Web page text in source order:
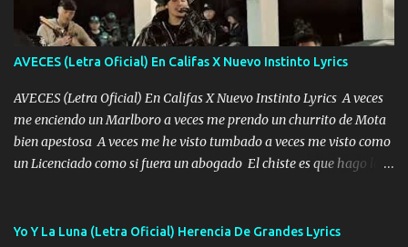
ha rajado pal Chinchillas un saludo y para un amigo que está en
Peñasco Me fajó una Glock al cinto y de Louis Vuitton son mis
zapatos mi es...
AVECES (Letra Oficial) En Califas X Nuevo Instinto Lyrics
AVECES (Letra Oficial) En Califas X Nuevo Instinto Lyrics A veces
me enciendo un Marlboro a veces me prendo un churrito de Mota
bien apestosa A veces me he visto tumbado a veces me visto como
un Licenciado como si fuera un abogado El chiste es que hago lo
importa no saben nada falsas las risas las que me miran hay gente
Yo Y La Luna (Letra Oficial) Herencia De Grandes Lyrics